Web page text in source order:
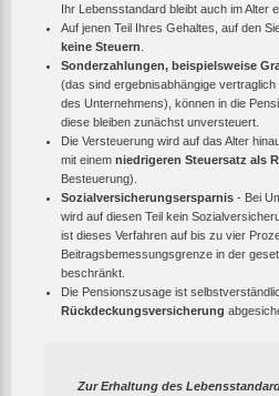
Ihr Lebensstandard bleibt auch im Alter
Auf jenen Teil Ihres Gehaltes, auf den
keine Steuern
Sonderzahlungen, beispielsweise
(das sind ergebnisabhängige
des Unternehmens), können in die
diese bleiben zunächst unversteuert.
Die Versteuerung wird auf das Alter
mit einem niedrigeren Steuersatz als
Besteuerung).
Sozialversicherungsersparnis - Bei
wird auf diesen Teil kein
ist dieses Verfahren auf bis zu vier
Beitragsbemessungsgrenze in der
beschränkt.
Die Pensionszusage ist
Rückdeckungsversicherung
Zur Erhaltung des